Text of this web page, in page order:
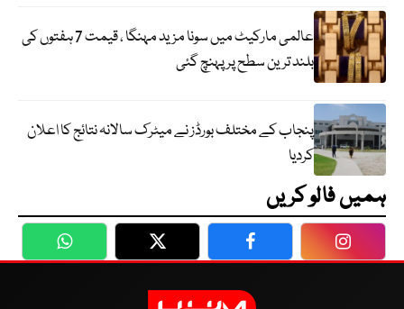
عالمی مارکیٹ میں سونا مزید مہنگا ، قیمت 7 ہفتوں کی
بلند ترین سطح پر پہنچ گئی
پنجاب کے مختلف بورڈز نے میٹرک سالانہ نتائج کا اعلان
کردیا
ہمیں فالو کریں
WhatsApp Twitter Facebook